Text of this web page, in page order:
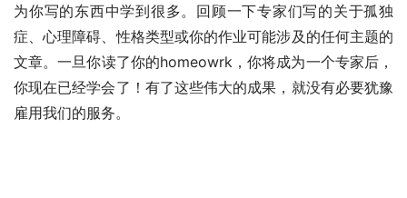
为你写的东西中学到很多。回顾一下专家们写的关于孤独
症、心理障碍、性格类型或你的作业可能涉及的任何主题的
文章。一旦你读了你的homeowrk，你将成为一个专家后，
你现在已经学会了！有了这些伟大的成果，就没有必要犹豫
雇用我们的服务。